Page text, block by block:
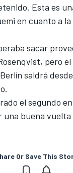
Esta es
en cuanto a
sacar
pero
saldrá
el segundo
una buena
Or Save This